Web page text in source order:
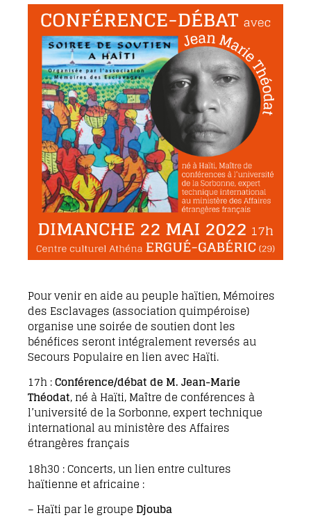
Pour venir en aide au peuple haïtien, Mémoires
des Esclavages (association quimpéroise)
organise une soirée de soutien dont les
bénéfices seront intégralement reversés au
Secours Populaire en lien avec Haïti.
17h :Conférence/débat de M. Jean-Marie
Théodat, né à Haïti, Maître de conférences à
l’université de la Sorbonne, expert technique
international au ministère des Affaires
étrangères français
18h30 : Concerts, un lien entre cultures
haïtienne et africaine :
– Haïti par le groupe Djouba